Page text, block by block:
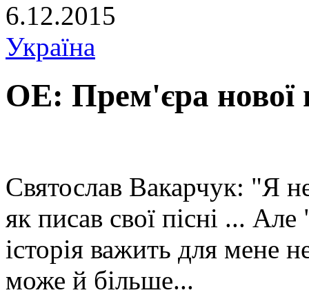
6.12.2015
Україна
ОЕ: Прем'єра нової
Святослав Вакарчук: "Я
як писав свої пісні ...
історія важить для мене
може й більше...